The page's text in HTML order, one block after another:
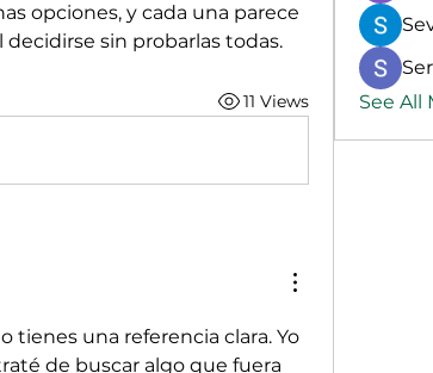
opciones, y cada una parece
sin probarlas todas.
11 Views
tienes una referencia clara. Yo
de buscar algo que fuera
See All